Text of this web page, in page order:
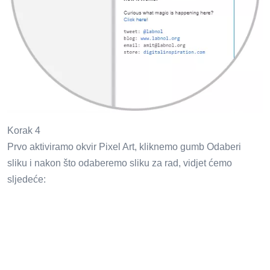
Korak 4
Prvo aktiviramo okvir Pixel Art, kliknemo gumb Odaberi
sliku i nakon što odaberemo sliku za rad, vidjet ćemo
sljedeće: